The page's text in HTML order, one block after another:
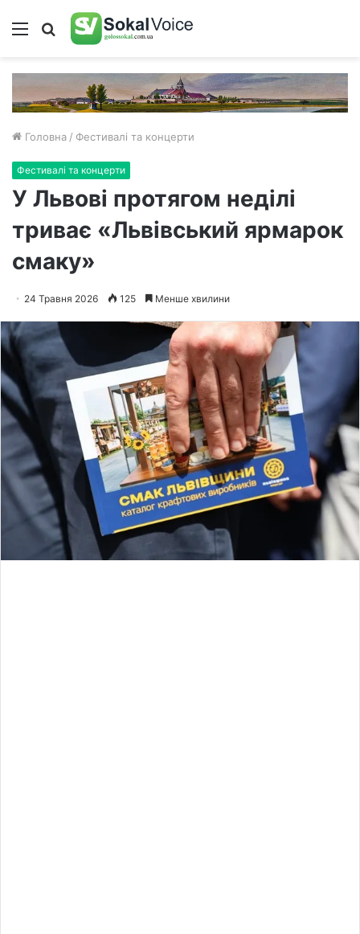
Меню Пошук
Головна / Фестивалі та концерти
Фестивалі та концерти
У Львові протягом неділі
триває «Львівський ярмарок
смаку»
24 Травня 2026 125 Менше хвилини